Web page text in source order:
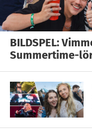
BILDSPEL:
Summertime-